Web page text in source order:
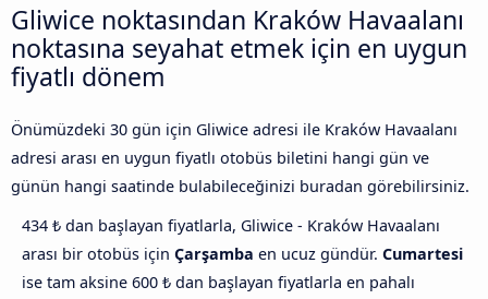
Gliwice noktasından Kraków Havaalanı
noktasına seyahat etmek için en uygun
fiyatlı dönem
Önümüzdeki 30 gün için Gliwice adresi ile Kraków Havaalanı
adresi arası en uygun fiyatlı otobüs biletini hangi gün ve
günün hangi saatinde bulabileceğinizi buradan görebilirsiniz.
434 ₺ dan başlayan fiyatlarla, Gliwice - Kraków Havaalanı
arası bir otobüs için Çarşamba en ucuz gündür. Cumartesi
ise tam aksine 600 ₺ dan başlayan fiyatlarla en pahalı